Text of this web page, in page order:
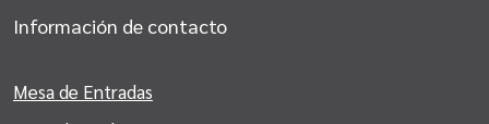
Información de contacto
Mesa de Entradas